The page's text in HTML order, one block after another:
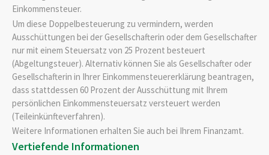
Einkommensteuer.
Um diese Doppelbesteuerung zu vermindern, werden
Ausschüttungen bei der Gesellschafterin oder dem Gesellschafter
nur mit einem Steuersatz von 25 Prozent besteuert
(Abgeltungsteuer). Alternativ können Sie als Gesellschafter oder
Gesellschafterin in Ihrer Einkommensteuererklärung beantragen,
dass stattdessen 60 Prozent der Ausschüttung mit Ihrem
persönlichen Einkommensteuersatz versteuert werden
(Teileinkünfteverfahren).
Weitere Informationen erhalten Sie auch bei Ihrem Finanzamt.
Vertiefende Informationen